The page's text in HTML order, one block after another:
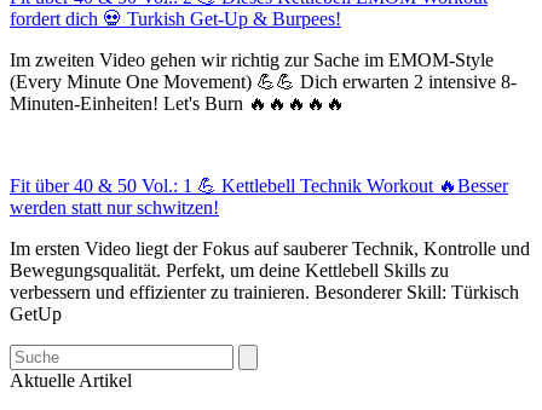
fordert dich 💀 Turkish Get-Up & Burpees!
Im zweiten Video gehen wir richtig zur Sache im EMOM-Style
(Every Minute One Movement) 💪💪 Dich erwarten 2 intensive 8-
Minuten-Einheiten! Let's Burn 🔥🔥🔥🔥🔥
Fit über 40 & 50 Vol.: 1 💪 Kettlebell Technik Workout 🔥Besser
werden statt nur schwitzen!
Im ersten Video liegt der Fokus auf sauberer Technik, Kontrolle und
Bewegungsqualität. Perfekt, um deine Kettlebell Skills zu
verbessern und effizienter zu trainieren. Besonderer Skill: Türkisch
GetUp
Search
Aktuelle Artikel